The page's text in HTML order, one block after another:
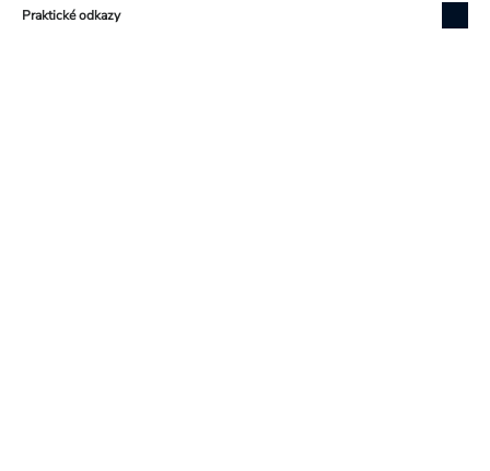
Praktické odkazy